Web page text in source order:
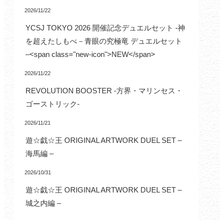
2026/11/22
YCSJ TOKYO 2026 開催記念デュエルセット -神
を超えたしもべ－青眼の究極竜 デュエルセット
–<span class="new-icon">NEW</span>
2026/11/22
REVOLUTION BOOSTER -方界・マリンセス・
ゴーストリック-
2026/11/21
遊☆戯☆王 ORIGINAL ARTWORK DUEL SET –
海馬編 –
2026/10/31
遊☆戯☆王 ORIGINAL ARTWORK DUEL SET –
城之内編 –